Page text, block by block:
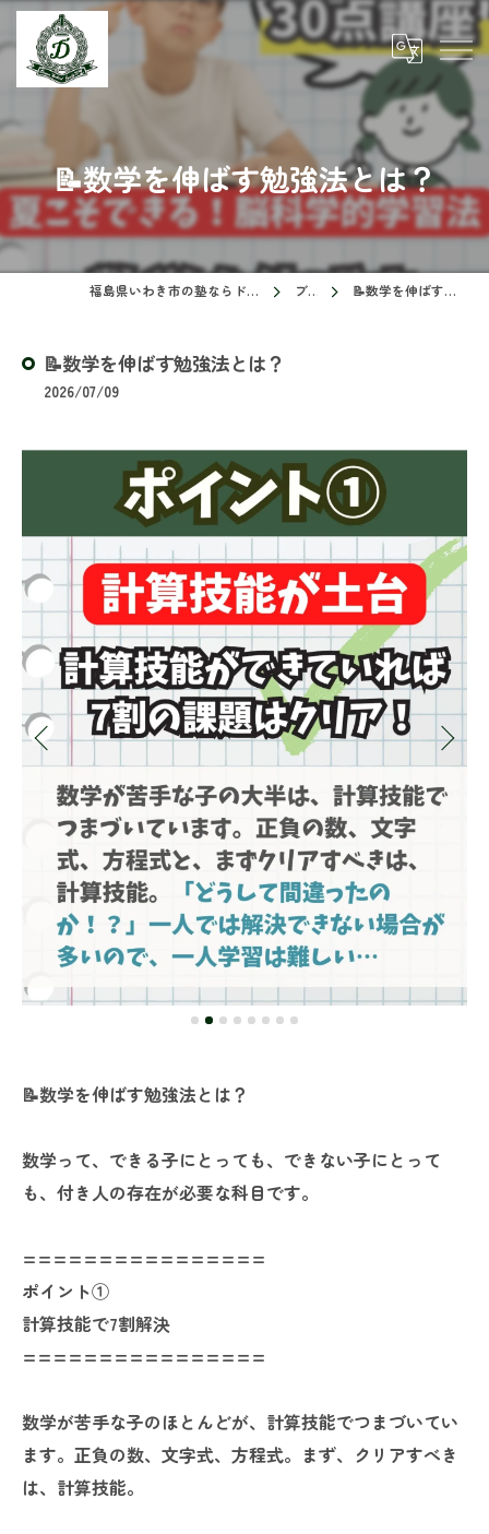
📝数学を伸ばす勉強法とは？
福島県いわき市の塾ならドリームスクール ブログ 📝数学を伸ばす勉強法とは？
📝数学を伸ばす勉強法とは？
2026/07/09
📝数学を伸ばす勉強法とは？
数学って、できる子にとっても、できない子にとって
も、付き人の存在が必要な科目です。
================
ポイント①
計算技能で7割解決
================
数学が苦手な子のほとんどが、計算技能でつまづいてい
ます。正負の数、文字式、方程式。まず、クリアすべき
は、計算技能。